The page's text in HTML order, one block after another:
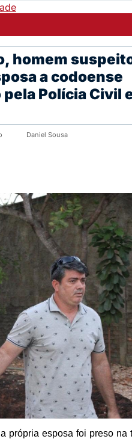
homem
a codoense
Polícia Civil
Daniel Sousa
própria esposa foi preso na